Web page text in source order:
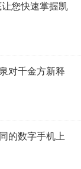
您快速掌握凯
对千金方新释
的数字手机上